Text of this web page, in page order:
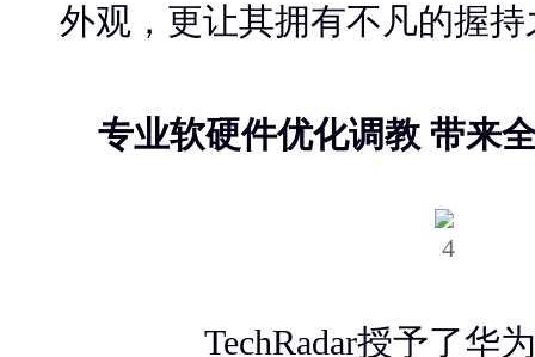
外观，更让其拥有不凡的握持
专业软硬件优化调教 带来
TechRadar授予了华